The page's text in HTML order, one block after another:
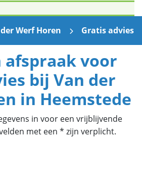
Werf Horen Gratis advies
afspraak voor
bij Van der
in Heemstede
in voor een vrijblijvende
met een * zijn verplicht.